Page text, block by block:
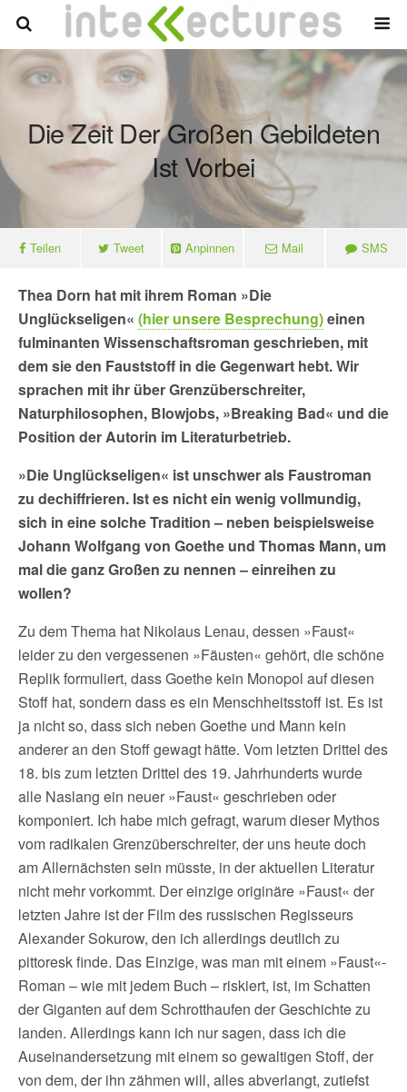
Die Zeit Der Großen Gebildeten
Ist Vorbei
Teilen Tweet Anpinnen Mail SMS
Thea Dorn hat mit ihrem Roman »Die
Unglückseligen« (hier unsere Besprechung)einen
fulminanten Wissenschaftsroman geschrieben, mit
dem sie den Fauststoff in die Gegenwart hebt. Wir
sprachen mit ihr über Grenzüberschreiter,
Naturphilosophen, Blowjobs, »Breaking Bad« und die
Position der Autorin im Literaturbetrieb.
»Die Unglückseligen« ist unschwer als Faustroman
zu dechiffrieren. Ist es nicht ein wenig vollmundig,
sich in eine solche Tradition– neben beispielsweise
Johann Wolfgang von Goethe und Thomas Mann, um
mal die ganz Großen zu nennen–einreihen zu
wollen?
Zu dem Thema hat Nikolaus Lenau, dessen »Faust«
leider zu den vergessenen »Fäusten« gehört, die schöne
Replik formuliert, dass Goethe kein Monopol auf diesen
Stoff hat, sondern dass es ein Menschheitsstoff ist. Es ist
ja nicht so, dass sich neben Goethe und Mann kein
anderer an den Stoff gewagt hätte. Vom letzten Drittel des
18. bis zum letzten Drittel des 19. Jahrhunderts wurde
alle Naslang ein neuer »Faust« geschrieben oder
komponiert. Ich habe mich gefragt, warum dieser Mythos
vom radikalen Grenzüberschreiter, der uns heute doch
am Allernächsten sein müsste, in der aktuellen Literatur
nicht mehr vorkommt. Der einzige originäre »Faust« der
letzten Jahre ist der Film des russischen Regisseurs
Alexander Sokurow, den ich allerdings deutlich zu
pittoresk finde. Das Einzige, was man mit einem »Faust«-
Roman – wie mit jedem Buch – riskiert, ist, im Schatten
der Giganten auf dem Schrotthaufen der Geschichte zu
landen. Allerdings kann ich nur sagen, dass ich die
Auseinandersetzung mit einem so gewaltigen Stoff, der
von dem, der ihn zähmen will, alles abverlangt, zutiefst